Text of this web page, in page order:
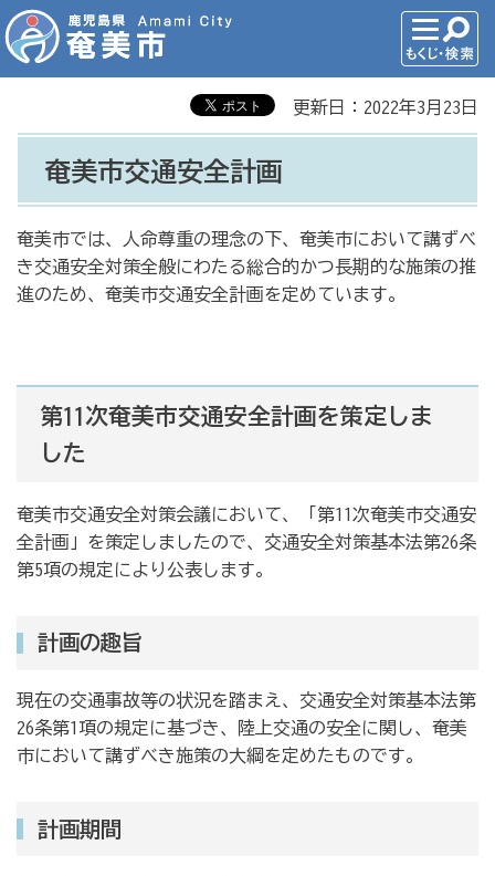
更新日：2022年3月23日
奄美市交通安全計画
奄美市では、人命尊重の理念の下、奄美市において講ずべ
き交通安全対策全般にわたる総合的かつ長期的な施策の推
進のため、奄美市交通安全計画を定めています。
第11次奄美市交通安全計画を策定しま
した
奄美市交通安全対策会議において、「第11次奄美市交通安
全計画」を策定しましたので、交通安全対策基本法第26条
第5項の規定により公表します。
計画の趣旨
現在の交通事故等の状況を踏まえ、交通安全対策基本法第
26条第1項の規定に基づき、陸上交通の安全に関し、奄美
市において講ずべき施策の大綱を定めたものです。
計画期間